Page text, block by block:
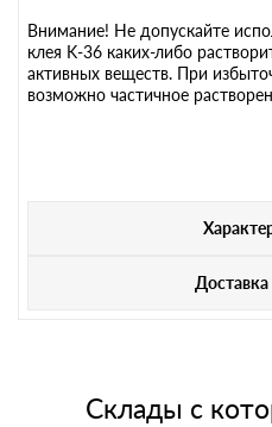
Внимание! Не допускайте
клея K-36 каких-либо
активных веществ. При
возможно частичное
Доставка
Склады с